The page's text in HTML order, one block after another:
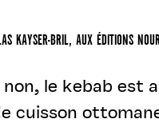
KAYSER-BRIL, AUX ÉDITIONS
le kebab est
cuisson